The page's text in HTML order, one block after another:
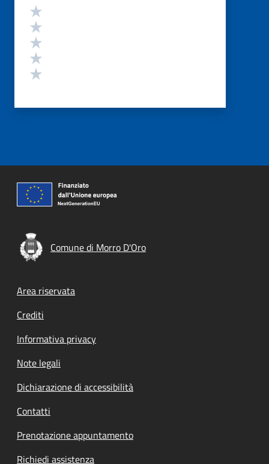
Valutazione
Comune di Morro D'Oro
Footer menu
Area riservata
Crediti
Informativa privacy
Note legali
Dichiarazione di accessibilità
Contatti
Prenotazione appuntamento
Richiedi assistenza